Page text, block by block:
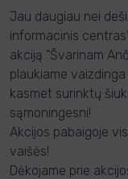
Jau daugiau nei
informacinis
akciją "Švarinam
plaukiame
kasmet surinktų
sąmoningesni!
Akcijos pabaigoje
vaišės!
Dėkojame prie